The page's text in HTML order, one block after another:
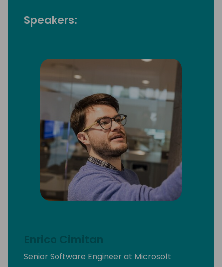
Speakers:
Enrico Cimitan
Senior Software Engineer at Microsoft